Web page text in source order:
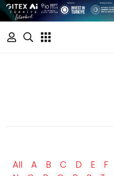
All A B C D E F